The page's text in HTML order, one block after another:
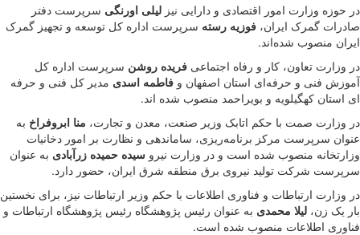
در حوزه وزارت امور اقتصادی و دارایی نیز لیلی اورنگی سرپرست دفتر
صادرات گمرک ایران، فوزیه رسته سرپرست اداره کل توسعه و تجهیز گمرک
ایران منصوب شده‌اند.
در وزارت تعاون، کار و رفاه اجتماعی فریده روشن سرپرست اداره کل
آموزش فنی و حرفه‌ای استان اصفهان و فاطمه اسدی مدیر کل فنی و حرفه
ای استان کهگیلویه و بویراحمد منصوب شده اند.
در وزارت صمت با حکم اتابک وزیر صنعت، معدن و تجارت، منا ابروفراخ به
عنوان سرپرست مرکز برنامه‌ریزی، ‌ساماندهی و نظارت بر امور دخانیات
وزارتخانه منصوب شده است و در وزارت نیرو سیده حمیده زرآبادی به عنوان
سرپرست شرکت تولید نیروی برق منطقه شرق ایران، حضور دارد.
در وزارت ارتباطات و فناوری اطلاعات با حکم وزیر ارتباطات نیز، برای نخستین
بار یک زن، لیلا محمدی به عنوان رئیس پژوهشگاه رئیس پژوهشگاه ارتباطات و
فناوری اطلاعات منصوب شده است.